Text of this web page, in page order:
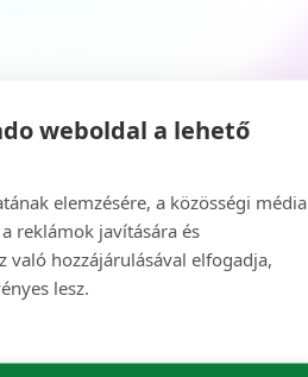
weboldal a lehető
elemzésére, a közösségi média
reklámok javítására és
való hozzájárulásával elfogadja,
lesz.